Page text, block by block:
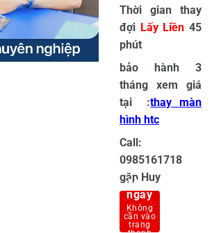
Thời gian thay
đợi Lấy Liền 45
phút
bảo hành 3
tháng xem giá
tại :thay màn
hình htc
Call:
0985161718
gặp Huy
Mua
ngay